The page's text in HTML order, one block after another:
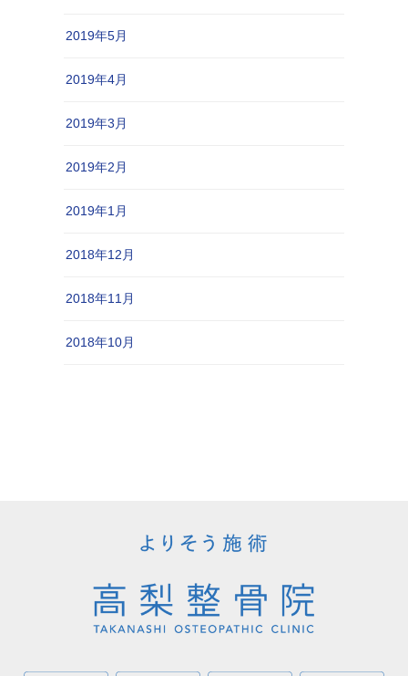
2019年5月
2019年4月
2019年3月
2019年2月
2019年1月
2018年12月
2018年11月
2018年10月